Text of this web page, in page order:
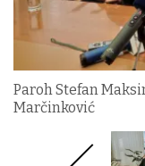
Paroh Stefan
Marčinković